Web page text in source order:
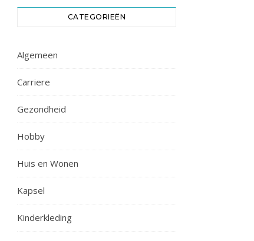
CATEGORIEËN
Algemeen
Carriere
Gezondheid
Hobby
Huis en Wonen
Kapsel
Kinderkleding